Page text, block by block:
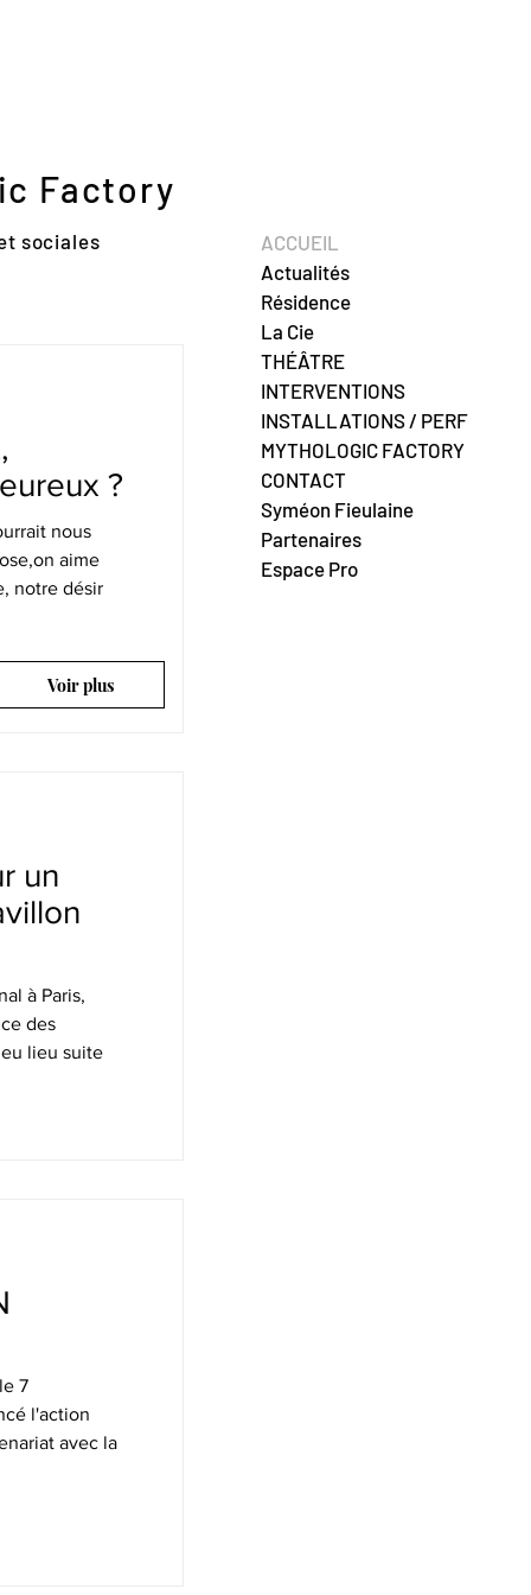
ACCUEIL
Actualités
Résidence
La Cie
THÉÂTRE
INTERVENTIONS
INSTALLATIONS / PERF
MYTHOLOGIC FACTORY
CONTACT
Syméon Fieulaine
Partenaires
Espace Pro
Factory
sociales
?
nous
aime
notre désir
un
à Paris,
des
lieu suite
7
l'action
avec la
Voir plus